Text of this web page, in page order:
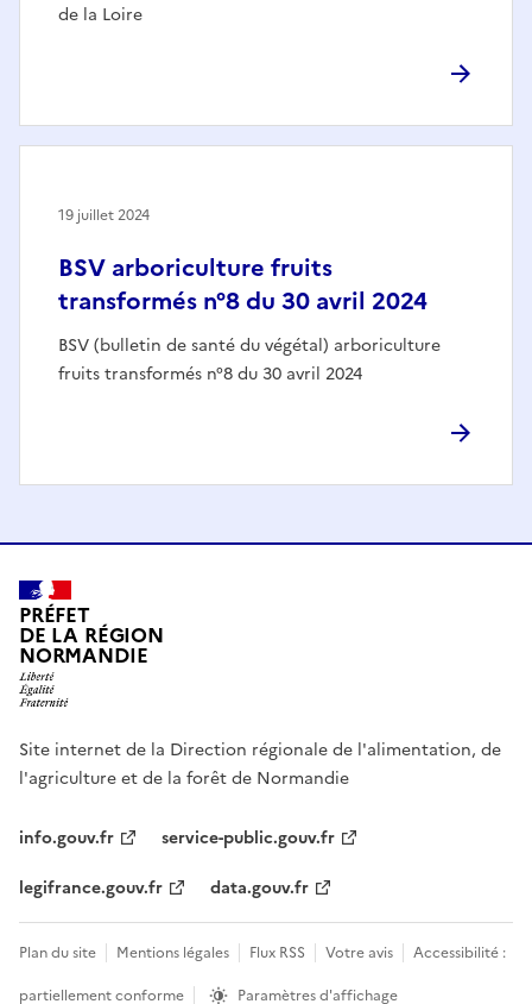
de la Loire
BSV arboriculture fruits
transformés n°8 du 30 avril 2024
BSV (bulletin de santé du végétal) arboriculture
fruits transformés n°8 du 30 avril 2024
19 juillet 2024
PRÉFET
DE LA RÉGION
NORMANDIE
Site internet de la Direction régionale de l'alimentation, de
l'agriculture et de la forêt de Normandie
info.gouv.fr
service-public.gouv.fr
legifrance.gouv.fr
data.gouv.fr
Plan du site Mentions légales Flux RSS Votre avis
Accessibilité :
partiellement conforme
Paramètres d'affichage